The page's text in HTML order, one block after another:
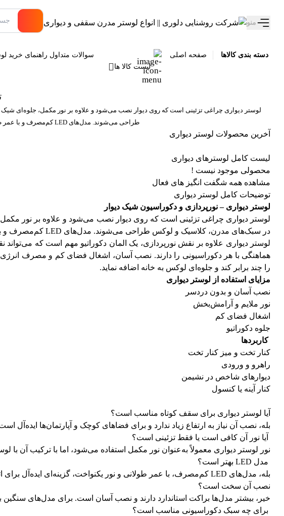
منو
دسته بندی کالاها
صفحه اصلی
لیست کالا ها
سوالات متداول راهنمای خرید
لوستر دیواری چراغی تزئینی است که روی دیوار نصب می‌شود و علاوه بر نور مکمل، جلوه‌ای
طراحی می‌شوند. مدل‌های LED کم‌مصرف و با عمر طولانی، نور یکنواخت و آرامش‌بخش ایجاد می‌کنند و جلوه دکوراتیو زیبایی به دیوارها می‌بخشند.
آخرین محصولات لوستر دیواری
لیست کامل لوسترهای دیواری
محصولی موجود نیست !
مشاهده همه شگفت انگیز های فعال
توضیحات کامل لوستر دیواری
لوستر دیواری – نورپردازی و دکوراسیون شیک دیوار
لوستر دیواری چراغی تزئینی است که روی دیوار نصب می‌شود و علاوه بر نور
در سبک‌های مدرن، کلاسیک و لوکس طراحی می‌شوند. مدل‌های LED کم‌مصرف و با عمر طولانی، نور یکنواخت و آرامش‌بخش ایجاد می‌کنند و جلوه دکوراتیو زیبایی به دیوارها می‌بخشند.
لوستر دیواری علاوه بر نقش نورپردازی، یک المان دکوراتیو مهم است که
هماهنگی با هر دکوراسیونی را دارند. نصب آسان، اشغال فضای کم و مصرف انرژی
را چند برابر کند و جلوه‌ای لوکس به خانه اضافه نماید.
مزایای استفاده از لوستر دیواری
نصب آسان و بدون دردسر
نور ملایم و آرامش‌بخش
اشغال فضای کم
جلوه دکوراتیو
کاربردها
کنار تخت و میز کنار تخت
راهرو و ورودی
دیوارهای شاخص در نشیمن
کنار آینه یا کنسول
آیا لوستر دیواری برای سقف کوتاه مناسب است؟
بله، نصب آن نیاز به ارتفاع زیاد ندارد و برای فضاهای کوچک و آپارتمان‌ها
آیا نور آن کافی است یا فقط تزئینی است؟
نور لوستر دیواری معمولاً به‌عنوان نور مکمل استفاده می‌شود، اما با ترکیب آن
مدل LED بهتر است؟
بله، مدل‌های LED کم‌مصرف، با عمر طولانی و نور یکنواخت، گزینه‌ای ایده‌آل برای اتاق خواب و راهرو هستند.
نصب آن سخت است؟
خیر، بیشتر مدل‌ها براکت استاندارد دارند و نصب آسان است. برای مدل‌های
برای چه سبک دکوراسیونی مناسب است؟